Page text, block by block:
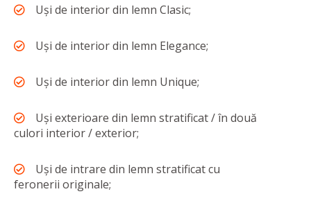
Uși de interior din lemn Clasic;
Uși de interior din lemn Elegance;
Uși de interior din lemn Unique;
Uși exterioare din lemn stratificat / în două
culori interior / exterior;
Uși de intrare din lemn stratificat cu
feronerii originale;